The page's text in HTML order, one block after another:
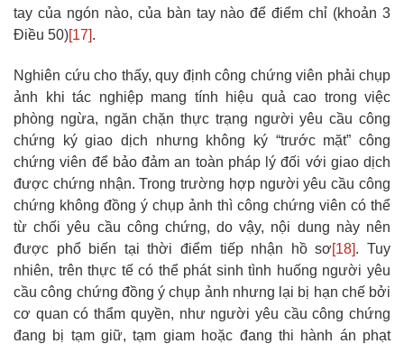
tay của ngón nào, của bàn tay nào để điểm chỉ (khoản 3
Điều 50)[17].
Nghiên cứu cho thấy, quy định công chứng viên phải chụp
ảnh khi tác nghiệp mang tính hiệu quả cao trong việc
phòng ngừa, ngăn chặn thực trạng người yêu cầu công
chứng ký giao dịch nhưng không ký “trước mặt” công
chứng viên để bảo đảm an toàn pháp lý đối với giao dịch
được chứng nhận. Trong trường hợp người yêu cầu công
chứng không đồng ý chụp ảnh thì công chứng viên có thể
từ chối yêu cầu công chứng, do vậy, nội dung này nên
được phổ biến tại thời điểm tiếp nhận hồ sơ[18]. Tuy
nhiên, trên thực tế có thể phát sinh tình huống người yêu
cầu công chứng đồng ý chụp ảnh nhưng lại bị hạn chế bởi
cơ quan có thẩm quyền, như người yêu cầu công chứng
đang bị tạm giữ, tạm giam hoặc đang thi hành án phạt